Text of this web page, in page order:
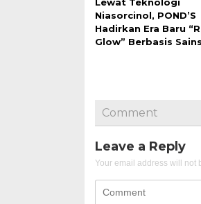
Niasorcinol, POND’S
Hadirkan Era Baru
Glow” Berbasis Sains
Comment
Leave a Reply
Your email address will not